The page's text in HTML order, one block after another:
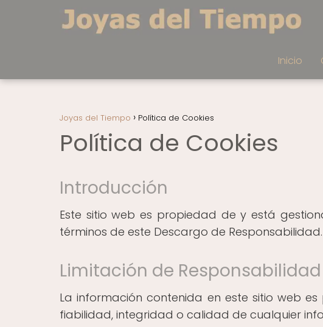
Inicio
Joyas del Tiempo Política de Cookies
Política de Cookies
Introducción
Este sitio web es propiedad de y está
términos de este Descargo de Responsabilidad.
Limitación de Responsabilidad
La información contenida en este sitio web
fiabilidad, integridad o calidad de cualquier